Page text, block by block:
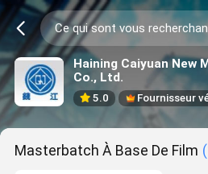
Haining Caiyuan New
Co., Ltd.
5.0 Fournisseur
Masterbatch À Base De Film